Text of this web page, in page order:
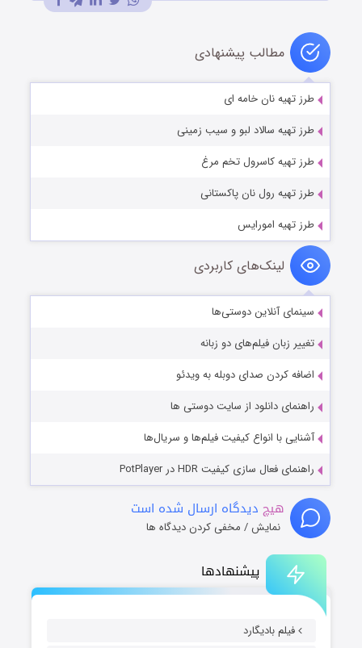
پیشنهادها
فیلم بادیگارد
مطالب پیشنهادی
طرز تهیه نان خامه ای
طرز تهیه سالاد لبو و سیب زمینی
طرز تهیه کاسرول تخم مرغ
طرز تهیه رول نان پاکستانی
طرز تهیه امورایس
لینک‌های کاربردی
سینمای آنلاین دوستی‌ها
تغییر زبان فیلم‌های دو زبانه
اضافه کردن صدای دوبله به ویدئو
راهنمای دانلود از سایت دوستی ها
آشنایی با انواع کیفیت فیلم‌ها و سریال‌ها
راهنمای فعال سازی کیفیت HDR در PotPlayer
هیچ دیدگاه ارسال شده است
نمایش / مخفی کردن دیدگاه ها